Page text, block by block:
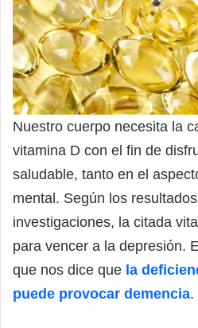
Nuestro cuerpo necesita la
vitamina D con el fin de
saludable, tanto en el
mental. Según los
investigaciones, la citada
para vencer a la depresión.
que nos dice que la
puede provocar demencia.